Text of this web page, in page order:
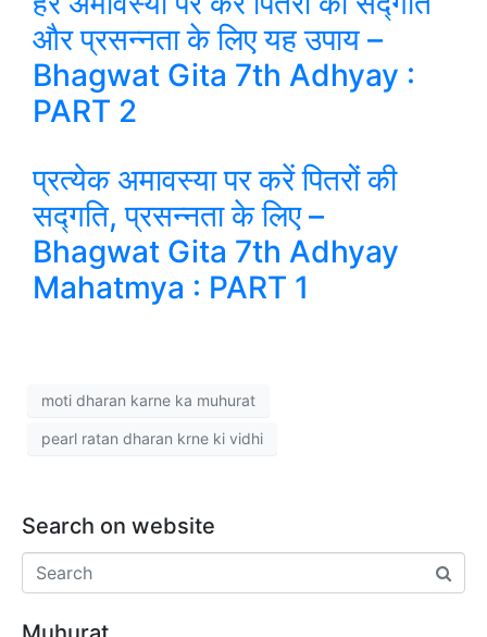
और प्रसन्नता के लिए यह उपाय –
Bhagwat Gita 7th Adhyay :
PART 2
प्रत्येक अमावस्या पर करें पितरों की
सद्गति, प्रसन्नता के लिए –
Bhagwat Gita 7th Adhyay
Mahatmya : PART 1
moti dharan karne ka muhurat
pearl ratan dharan krne ki vidhi
Search on website